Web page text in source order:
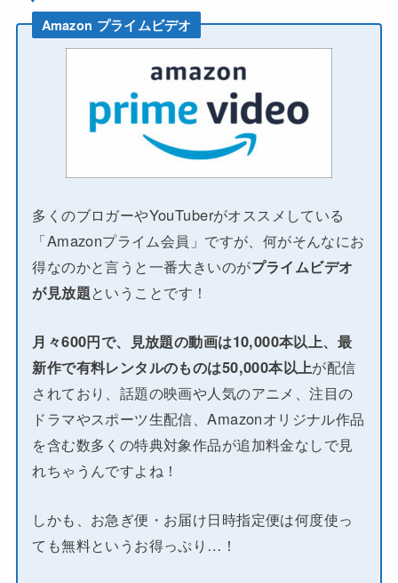
Amazon プライムビデオ
多くのブロガーやYouTuberがオススメしている
「Amazonプライム会員」ですが、何がそんなにお
得なのかと言うと一番大きいのがプライムビデオ
が見放題ということです！
月々600円で、見放題の動画は10,000本以上、最
新作で有料レンタルのものは50,000本以上が配信
されており、話題の映画や人気のアニメ、注目の
ドラマやスポーツ生配信、Amazonオリジナル作品
を含む数多くの特典対象作品が追加料金なしで見
れちゃうんですよね！
しかも、お急ぎ便・お届け日時指定便は何度使っ
ても無料というお得っぷり…！